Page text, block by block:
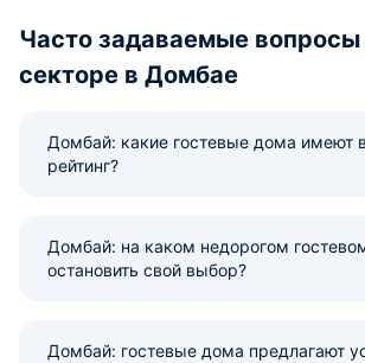
Часто задаваемые вопросы
секторе в Домбае
Домбай: какие гостевые дома имеют
рейтинг?
Домбай: на каком недорогом
остановить свой выбор?
Домбай: гостевые дома предлагают